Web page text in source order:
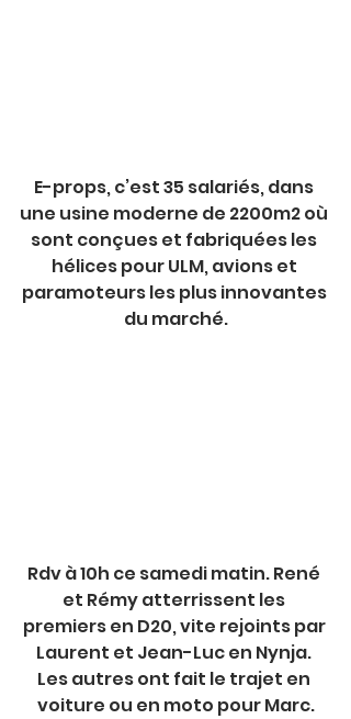
E-props, c’est 35 salariés, dans
une usine moderne de 2200m2 où
sont conçues et fabriquées les
hélices pour ULM, avions et
paramoteurs les plus innovantes
du marché.
Rdv à 10h ce samedi matin. René
et Rémy atterrissent les
premiers en D20, vite rejoints par
Laurent et Jean-Luc en Nynja.
Les autres ont fait le trajet en
voiture ou en moto pour Marc.